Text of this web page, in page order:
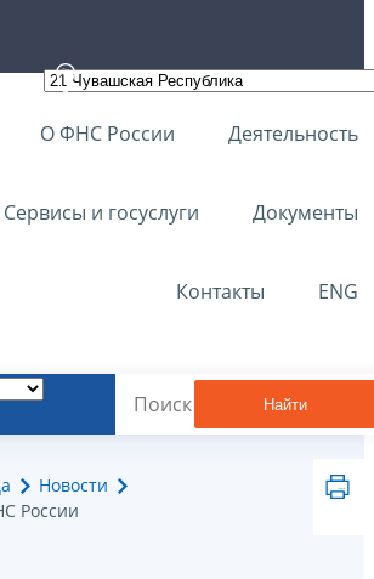
О ФНС России Деятельность
Сервисы и госуслуги Документы
Контакты ENG
Найти
Новости
России